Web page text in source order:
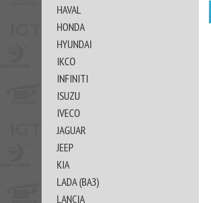
HAVAL
HONDA
HYUNDAI
IKCO
INFINITI
ISUZU
IVECO
JAGUAR
JEEP
KIA
LADA (ВАЗ)
LANCIA